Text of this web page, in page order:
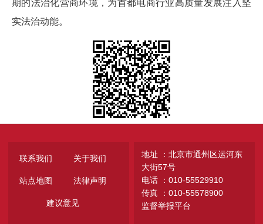
期的法治化营商环境，为首都电商行业高质量发展注入坚
实法治动能。
联系我们 关于我们
站点地图 法律声明
建议意见
地址 ：北京市通州区运河东
大街57号
电话 ：010-55529910
传真 ：010-55578900
监督举报平台